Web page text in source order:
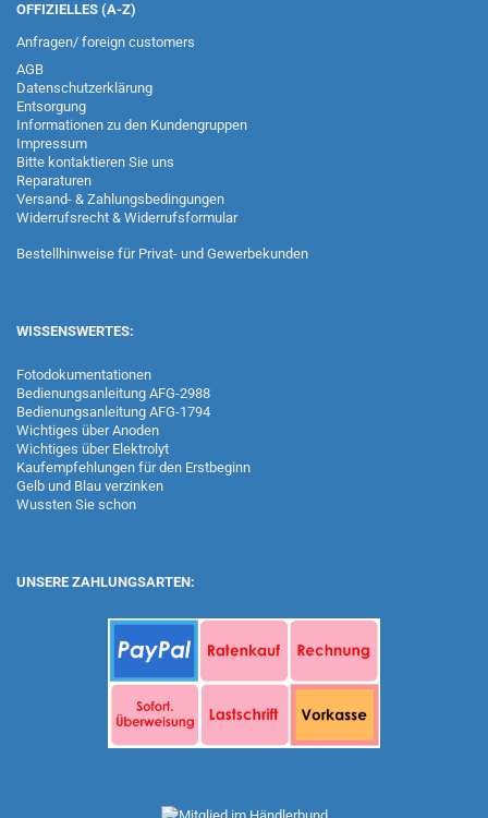
OFFIZIELLES (A-Z)
Anfragen/ foreign customers
AGB
Datenschutzerklärung
Entsorgung
Informationen zu den Kundengruppen
Impressum
Bitte kontaktieren Sie uns
Reparaturen
Versand- & Zahlungsbedingungen
Widerrufsrecht & Widerrufsformular
Bestellhinweise für Privat- und Gewerbekunden
WISSENSWERTES:
Fotodokumentationen
Bedienungsanleitung AFG-2988
Bedienungsanleitung AFG-1794
Wichtiges über Anoden
Wichtiges über Elektrolyt
Kaufempfehlungen für den Erstbeginn
Gelb und Blau verzinken
Wussten Sie schon
UNSERE ZAHLUNGSARTEN: